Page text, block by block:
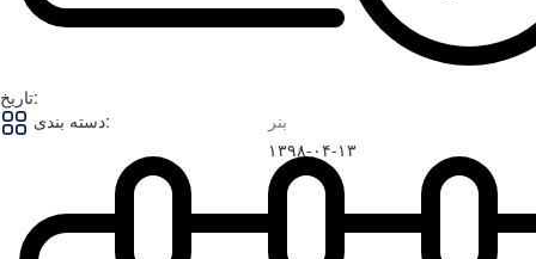
تاریخ:
دسته بندی: بنر
۱۳۹۸-۰۴-۱۳